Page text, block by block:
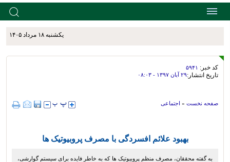
يکشنبه ۱۸ مرداد ۱۴۰۵
کد خبر: ۵۹۴۱
تاریخ انتشار:۲۹ آبان ۱۳۹۷ - ۰۸:۰۳
صفحه نخست » اجتماعی
بهبود علائم افسردگی با مصرف پروبیوتیک ها
به گفته محققان، مصرف منظم پروبیوتیک ها که به خاطر فایده برای سیستم گوارشی،